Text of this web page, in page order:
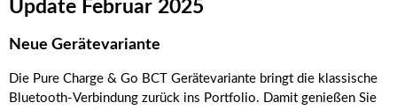
Update Februar 2025
Neue Gerätevariante
Die Pure Charge & Go BCT Gerätevariante bringt die klassische
Bluetooth-Verbindung zurück ins Portfolio. Damit genießen Sie